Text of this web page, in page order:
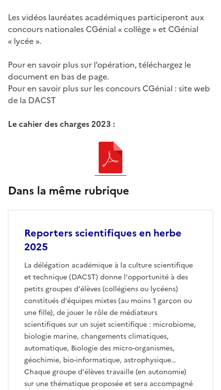
Les vidéos lauréates académiques participeront aux
concours nationales CGénial « collège » et CGénial
« lycée ».
Pour en savoir plus sur l’opération, téléchargez le
document en bas de page.
Pour en savoir plus sur les concours CGénial : site web
de la DACST
Le cahier des charges 2023 :
Dans la même rubrique
Reporters scientifiques en herbe
2025
La délégation académique à la culture scientifique
et technique (DACST) donne l'opportunité à des
petits groupes d'élèves (collégiens ou lycéens)
constitués d'équipes mixtes (au moins 1 garçon ou
une fille), de jouer le rôle de médiateurs
scientifiques sur un sujet scientifique : microbiome,
biologie marine, changements climatiques,
automatique, Biologie des micro-organismes,
géochimie, bio-informatique, astrophysique…
Chaque groupe d'élèves travaille (en autonomie)
sur une thématique proposée et sera accompagné